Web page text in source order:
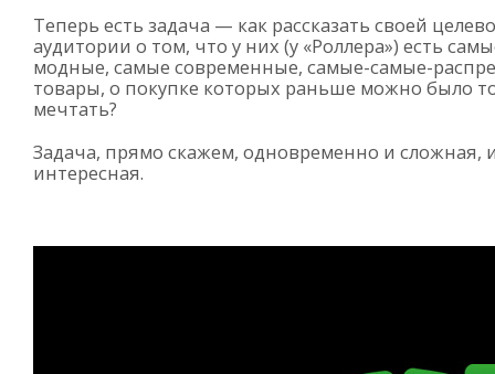
Теперь есть задача — как рассказать своей
аудитории о том, что у них (у «Роллера») есть
модные, самые современные, самые-самые-
товары, о покупке которых раньше можно было
мечтать?
Задача, прямо скажем, одновременно и сложная,
интересная.